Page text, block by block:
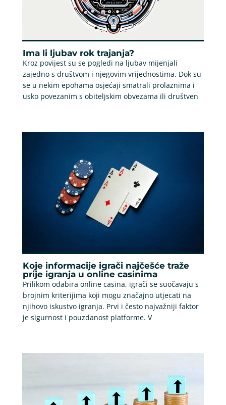
Ima li ljubav rok trajanja?
Kroz povijest su se pogledi na ljubav mijenjali
zajedno s društvom i njegovim vrijednostima. Dok su
se u nekim epohama osjećaji smatrali prolaznima i
usko povezanim s obiteljskim obvezama ili društven
Koje informacije igrači najčešće traže
prije igranja u online casinima
Prilikom odabira online casina, igrači se suočavaju s
brojnim kriterijima koji mogu značajno utjecati na
njihovo iskustvo igranja. Prvi i često najvažniji faktor
je sigurnost i pouzdanost platforme. V